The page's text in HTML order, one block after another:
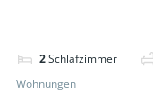
2Schlafzimmer
Wohnungen